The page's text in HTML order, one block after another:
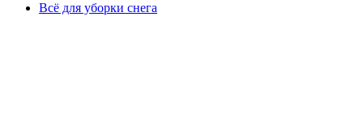
Всё для уборки снега